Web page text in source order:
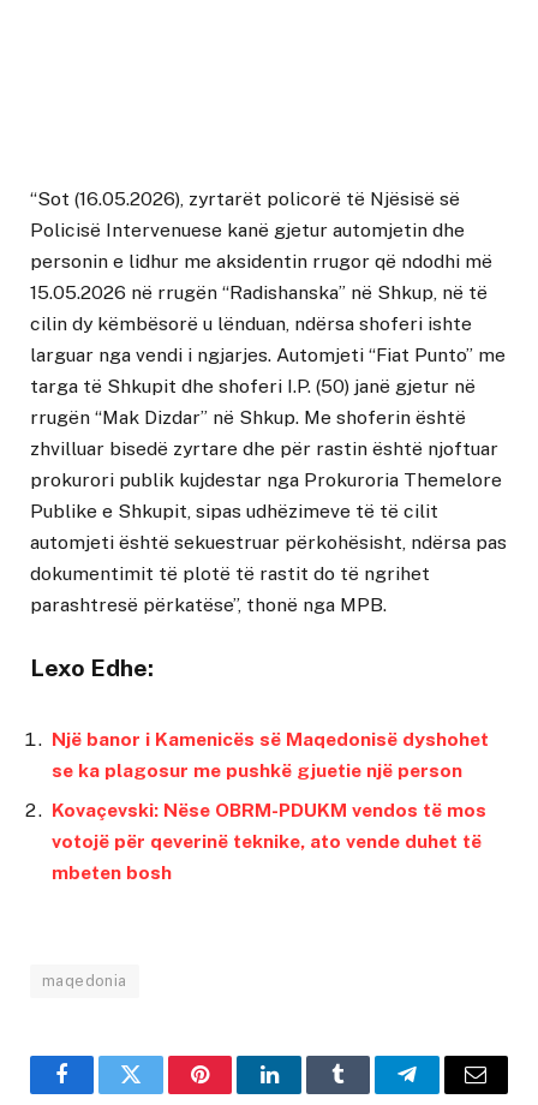
“Sot (16.05.2026), zyrtarët policorë të Njësisë së
Policisë Intervenuese kanë gjetur automjetin dhe
personin e lidhur me aksidentin rrugor që ndodhi më
15.05.2026 në rrugën “Radishanska” në Shkup, në të
cilin dy këmbësorë u lënduan, ndërsa shoferi ishte
larguar nga vendi i ngjarjes. Automjeti “Fiat Punto” me
targa të Shkupit dhe shoferi I.P. (50) janë gjetur në
rrugën “Mak Dizdar” në Shkup. Me shoferin është
zhvilluar bisedë zyrtare dhe për rastin është njoftuar
prokurori publik kujdestar nga Prokuroria Themelore
Publike e Shkupit, sipas udhëzimeve të të cilit
automjeti është sekuestruar përkohësisht, ndërsa pas
dokumentimit të plotë të rastit do të ngrihet
parashtresë përkatëse”, thonë nga MPB.
Lexo Edhe:
Një banor i Kamenicës së Maqedonisë dyshohet
se ka plagosur me pushkë gjuetie një person
Kovaçevski: Nëse OBRM-PDUKM vendos të mos
votojë për qeverinë teknike, ato vende duhet të
mbeten bosh
maqedonia
FacebookTwitter PinterestLinkedInTumblr TelegramEmail